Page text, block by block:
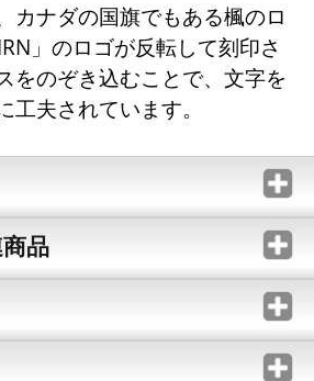
カナダの国旗でもある楓のロ
」のロゴが反転して刻印さ
をのぞき込むことで、文字を
工夫されています。
品